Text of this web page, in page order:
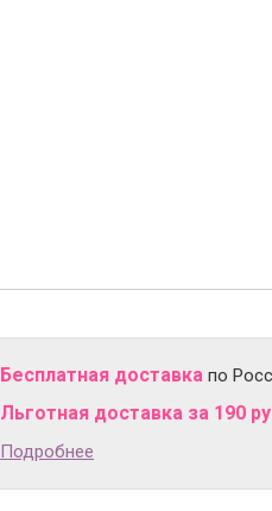
Бесплатная доставка по
Льготная доставка за 190
Подробнее